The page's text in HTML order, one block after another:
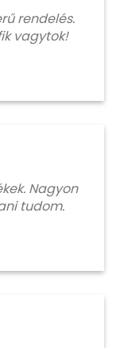
rendelés.
vagytok!
Nagyon
tudom.